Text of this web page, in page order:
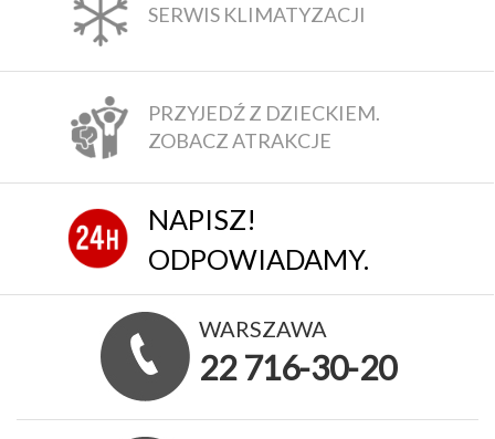
SERWIS KLIMATYZACJI
PRZYJEDŹ Z DZIECKIEM.
ZOBACZ ATRAKCJE
NAPISZ!
ODPOWIADAMY.
WARSZAWA
22 716-30-20